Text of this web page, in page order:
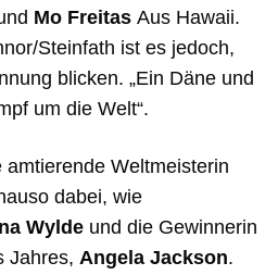
Mo Freitas Aus Hawaii.
Steinfath ist es jedoch,
blicken. „Ein Däne und
um die Welt“.
Weltmeisterin
dabei, wie
Wyldeund die Gewinnerin
Jahres, Angela Jackson.